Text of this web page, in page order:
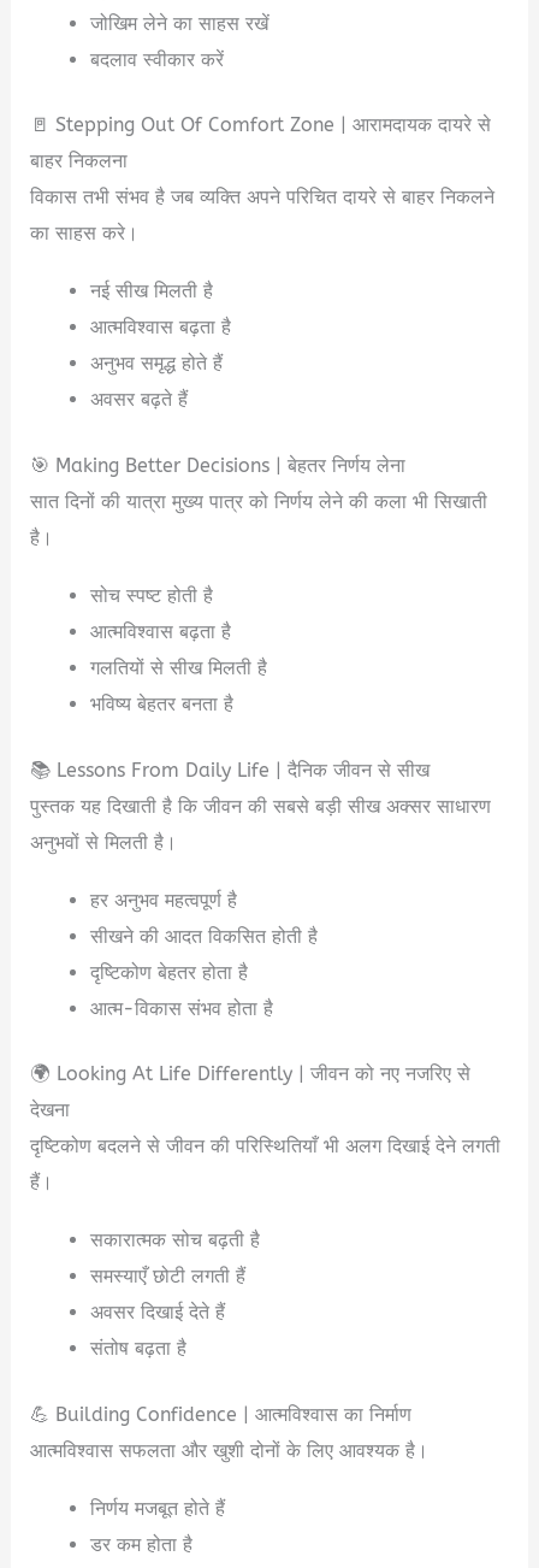
जोखिम लेने का साहस रखें
बदलाव स्वीकार करें
🚪 Stepping Out Of Comfort Zone | आरामदायक दायरे से
बाहर निकलना
विकास तभी संभव है जब व्यक्ति अपने परिचित दायरे से बाहर निकलने
का साहस करे।
नई सीख मिलती है
आत्मविश्वास बढ़ता है
अनुभव समृद्ध होते हैं
अवसर बढ़ते हैं
🎯 Making Better Decisions | बेहतर निर्णय लेना
सात दिनों की यात्रा मुख्य पात्र को निर्णय लेने की कला भी सिखाती
है।
सोच स्पष्ट होती है
आत्मविश्वास बढ़ता है
गलतियों से सीख मिलती है
भविष्य बेहतर बनता है
📚 Lessons From Daily Life | दैनिक जीवन से सीख
पुस्तक यह दिखाती है कि जीवन की सबसे बड़ी सीख अक्सर साधारण
अनुभवों से मिलती है।
हर अनुभव महत्वपूर्ण है
सीखने की आदत विकसित होती है
दृष्टिकोण बेहतर होता है
आत्म-विकास संभव होता है
🌍 Looking At Life Differently | जीवन को नए नजरिए से
देखना
दृष्टिकोण बदलने से जीवन की परिस्थितियाँ भी अलग दिखाई देने लगती
हैं।
सकारात्मक सोच बढ़ती है
समस्याएँ छोटी लगती हैं
अवसर दिखाई देते हैं
संतोष बढ़ता है
💪 Building Confidence | आत्मविश्वास का निर्माण
आत्मविश्वास सफलता और खुशी दोनों के लिए आवश्यक है।
निर्णय मजबूत होते हैं
डर कम होता है